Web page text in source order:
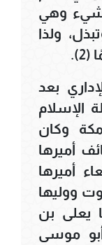
شيء وهي
ولذا
بعد
الإسلام
وكان
أميرها
أميرها
ووليها
يعلى بن
أبو موسى